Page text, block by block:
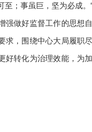
至；事虽巨，坚为必成
强做好监督工作的思想
求，围绕中心大局履职
好转化为治理效能，为